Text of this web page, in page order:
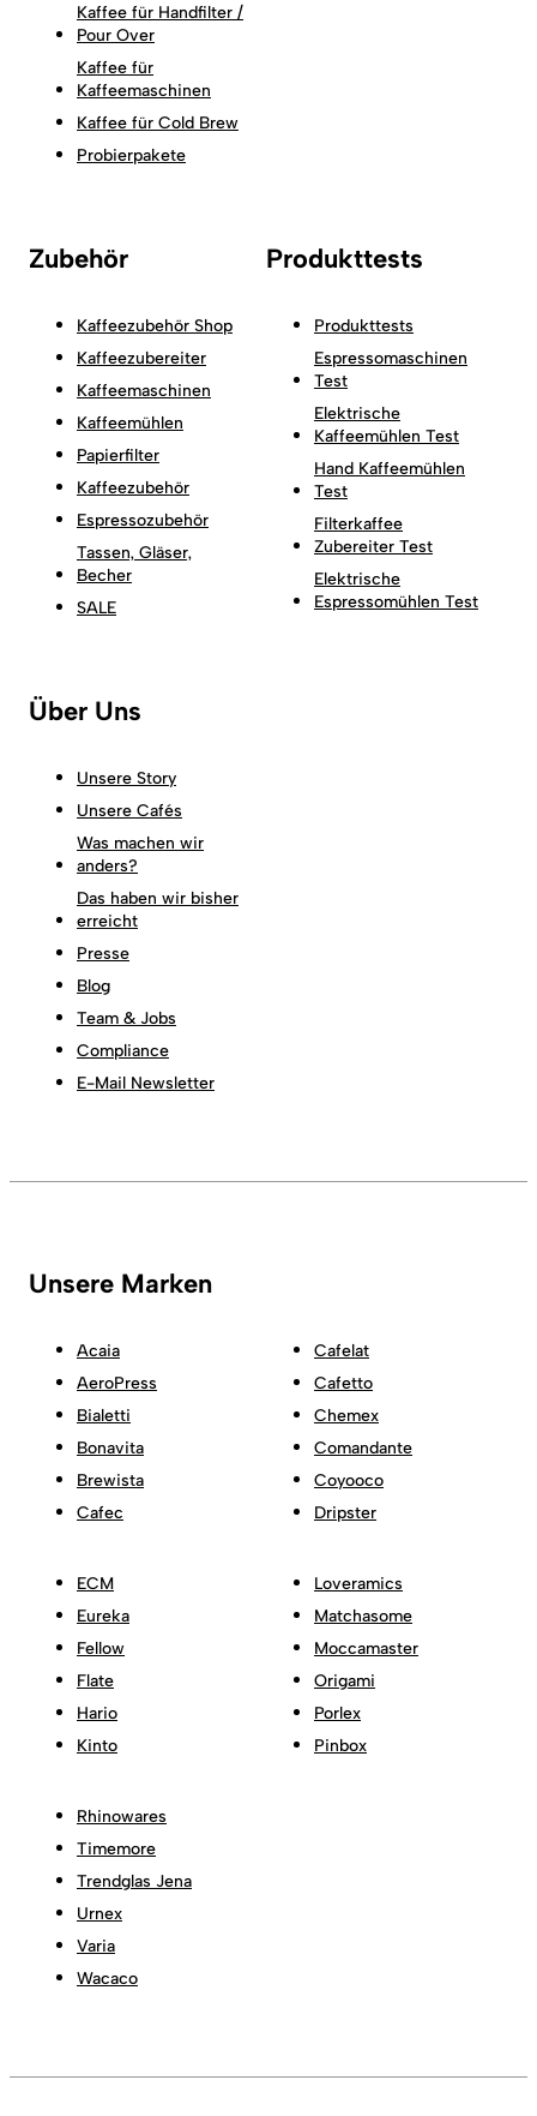
Kaffee für Handfilter /
Pour Over
Kaffee für
Kaffeemaschinen
Kaffee für Cold Brew
Probierpakete
Zubehör
Kaffeezubehör Shop
Kaffeezubereiter
Kaffeemaschinen
Kaffeemühlen
Papierfilter
Kaffeezubehör
Espressozubehör
Tassen, Gläser,
Becher
SALE
Produkttests
Produkttests
Espressomaschinen
Test
Elektrische
Kaffeemühlen Test
Hand Kaffeemühlen
Test
Filterkaffee
Zubereiter Test
Elektrische
Espressomühlen Test
Über Uns
Unsere Story
Unsere Cafés
Was machen wir
anders?
Das haben wir bisher
erreicht
Presse
Blog
Team & Jobs
Compliance
E-Mail Newsletter
Unsere Marken
Acaia
AeroPress
Bialetti
Bonavita
Brewista
Cafec
Cafelat
Cafetto
Chemex
Comandante
Coyooco
Dripster
ECM
Eureka
Fellow
Flate
Hario
Kinto
Loveramics
Matchasome
Moccamaster
Origami
Porlex
Pinbox
Rhinowares
Timemore
Trendglas Jena
Urnex
Varia
Wacaco